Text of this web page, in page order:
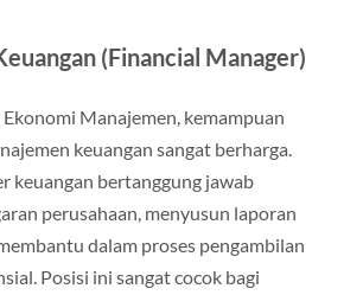
(Financial Manager)
Ekonomi Manajemen, kemampuan
keuangan sangat berharga.
keuangan bertanggung jawab
perusahaan, menyusun laporan
dalam proses pengambilan
Posisi ini sangat cocok bagi